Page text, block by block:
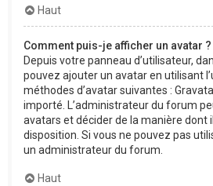
Haut
Comment puis-je afficher un avatar ?
Depuis votre panneau d’utilisateur,
pouvez ajouter un avatar en utilisant
méthodes d’avatar suivantes :
importé. L’administrateur du forum
avatars et décider de la manière dont
disposition. Si vous ne pouvez pas
un administrateur du forum.
Haut